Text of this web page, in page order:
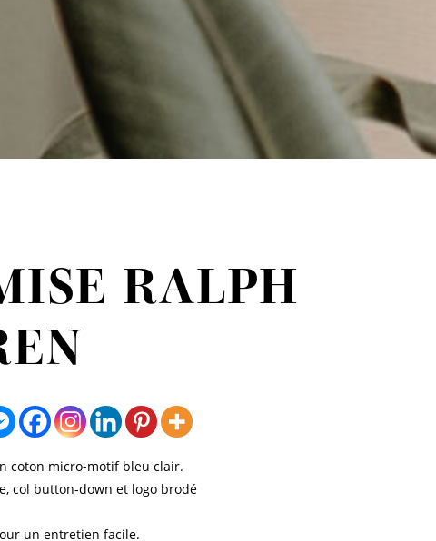
RALPH
coton micro-motif bleu clair.
col button-down et logo brodé
un entretien facile.